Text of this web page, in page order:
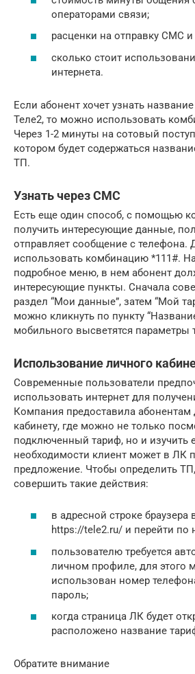
операторами связи;
расценки на отправку СМС
сколько стоит
интернета.
Если абонент хочет узнать
Теле2, то можно использовать
Через 1-2 минуты на сотовый
котором будет содержаться
ТП.
Узнать через СМС
Есть еще один способ, с помощью
получить интересующие данные,
отправляет сообщение с телефона.
использовать комбинацию *111#.
подробное меню, в нем абонент
интересующие пункты. Сначала
раздел “Мои данные”, затем “Мой
можно кликнуть по пункту
мобильного высветятся параметры
Использование личного
Современные пользователи
использовать интернет для
Компания предоставила абонентам
кабинету, где можно не только
подключенный тариф, но и изучить
необходимости клиент может в ЛК
предложение. Чтобы определить
совершить такие действия:
в адресной строке браузера
https://tele2.ru/ и перейти по
пользователю требуется
личном профиле, для этого
использован номер
пароль;
когда страница ЛК будет
расположено название
Обратите внимание